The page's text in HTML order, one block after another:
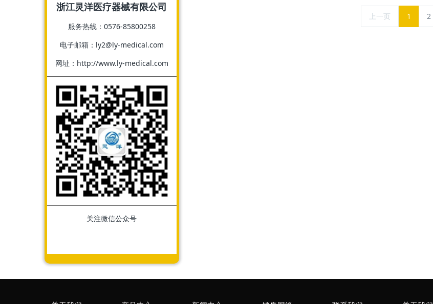
上一页 1 2
浙江灵洋医疗器械有限公司
服务热线：0576-85800258
电子邮箱：ly2@ly-medical.com
网址：http://www.ly-medical.com
关注微信公众号